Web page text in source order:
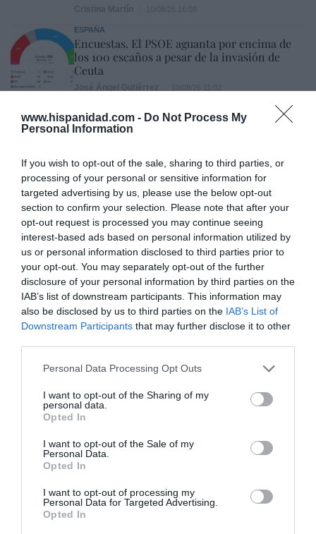
www.hispanidad.com - Do Not Process My
Personal Information
If you wish to opt-out of the sale, sharing to third parties, or
processing of your personal or sensitive information for
targeted advertising by us, please use the below opt-out
section to confirm your selection. Please note that after your
opt-out request is processed you may continue seeing
interest-based ads based on personal information utilized by
us or personal information disclosed to third parties prior to
your opt-out. You may separately opt-out of the further
disclosure of your personal information by third parties on the
IAB’s list of downstream participants. This information may
also be disclosed by us to third parties on the IAB’s List of
Downstream Participants that may further disclose it to other
Personal Data Processing Opt Outs
I want to opt-out of the Sharing of my
personal data.
Opted In
I want to opt-out of the Sale of my
Personal Data.
Opted In
I want to opt-out of processing my
Personal Data for Targeted Advertising.
Opted In
ESPAÑA
Encuestas. El PSOE aguanta por encima de
los 100 escaños a pesar de la invasión de
Ceuta
historia, de poner la verdadera, de
desmontar la falsificación, es un trabajo
cristiano"
por Hispanidad
Artículos anteriores
DIARIO DE LA CORRUPCIÓN SANCHISTA
Diario de la corrupción sanchista. Hazte
Oír se manifiesta delante de La Mareta:
“Pedro Sánchez es un criminal”
por Redacción
Enormes minucias
por Pablo Ferrer